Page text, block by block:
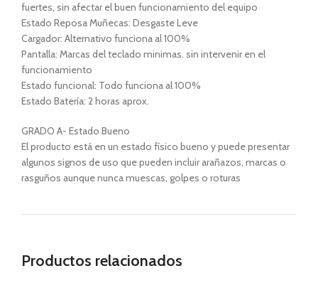
fuertes, sin afectar el buen funcionamiento del equipo
Estado Reposa Muñecas: Desgaste Leve
Cargador: Alternativo funciona al 100%
Pantalla: Marcas del teclado minimas. sin intervenir en el
funcionamiento
Estado funcional: Todo funciona al 100%
Estado Batería: 2 horas aprox.
GRADO A- Estado Bueno
El producto está en un estado físico bueno y puede presentar
algunos signos de uso que pueden incluir arañazos, marcas o
rasguños aunque nunca muescas, golpes o roturas
Productos relacionados